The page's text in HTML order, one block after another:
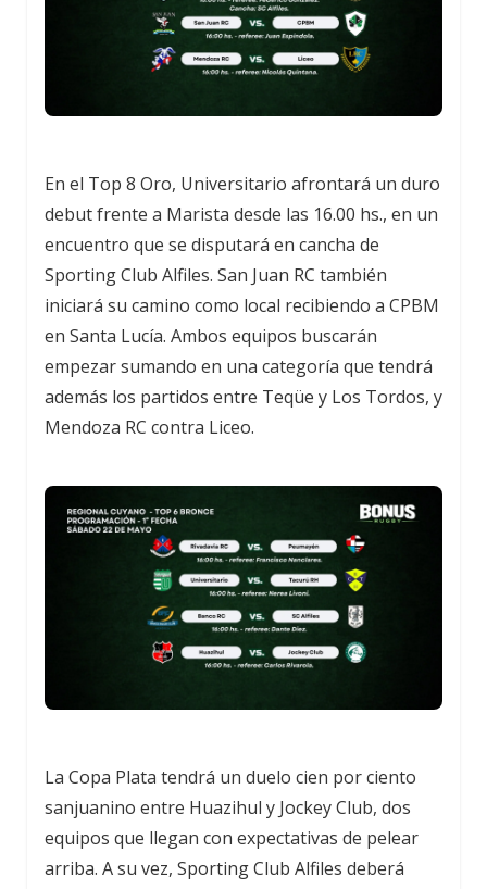
En el Top 8 Oro, Universitario afrontará un duro
debut frente a Marista desde las 16.00 hs., en un
encuentro que se disputará en cancha de
Sporting Club Alfiles. San Juan RC también
iniciará su camino como local recibiendo a CPBM
en Santa Lucía. Ambos equipos buscarán
empezar sumando en una categoría que tendrá
además los partidos entre Teqüe y Los Tordos, y
Mendoza RC contra Liceo.
La Copa Plata tendrá un duelo cien por ciento
sanjuanino entre Huazihul y Jockey Club, dos
equipos que llegan con expectativas de pelear
arriba. A su vez, Sporting Club Alfiles deberá